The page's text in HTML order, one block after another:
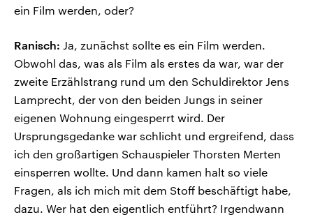
ein Film werden, oder?
Ranisch: Ja, zunächst sollte es ein Film werden.
Obwohl das, was als Film als erstes da war, war der
zweite Erzählstrang rund um den Schuldirektor Jens
Lamprecht, der von den beiden Jungs in seiner
eigenen Wohnung eingesperrt wird. Der
Ursprungsgedanke war schlicht und ergreifend, dass
ich den großartigen Schauspieler Thorsten Merten
einsperren wollte. Und dann kamen halt so viele
Fragen, als ich mich mit dem Stoff beschäftigt habe,
dazu. Wer hat den eigentlich entführt? Irgendwann